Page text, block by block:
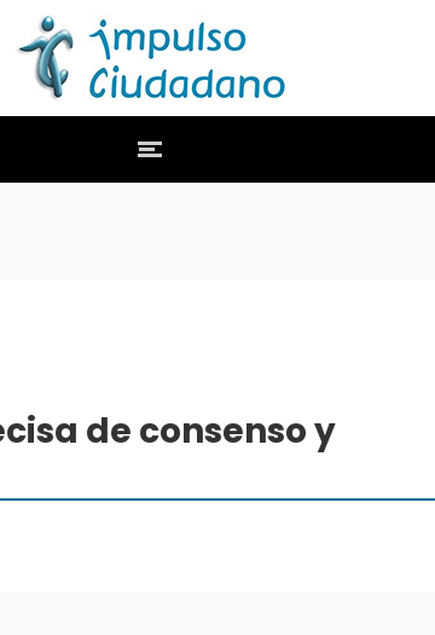
de consenso y